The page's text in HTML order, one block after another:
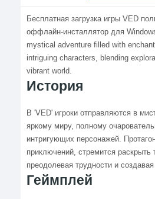
Бесплатная загрузка игры VED
оффлайн-инсталлятор для
mystical adventure filled with
intriguing characters, blending
vibrant world.
История
В 'VED' игроки отправляются в
яркому миру, полному
интригующих персонажей.
приключений, стремится
преодолевая трудности и
Геймплей